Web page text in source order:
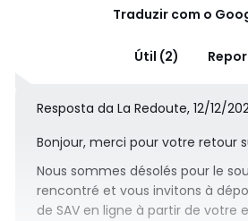
Traduzir com o
Útil (2)
Resposta da La Redoute, 12/12/
Bonjour, merci pour votre retour
Nous sommes désolés pour le
rencontré et vous invitons à
de SAV en ligne à partir de votre